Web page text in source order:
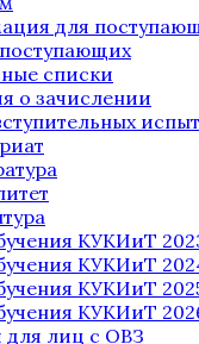
для
списки
о зачислении
КУКИиТ
КУКИиТ
КУКИиТ
КУКИиТ
лиц с ОВЗ